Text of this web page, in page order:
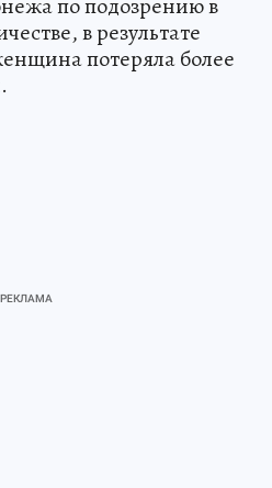
в результате
потеряла более